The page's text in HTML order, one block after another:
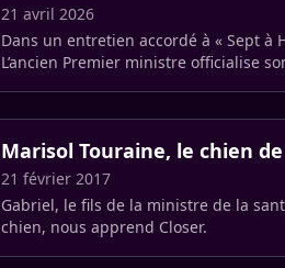
21 avril 2026
Dans un entretien accordé à « Sept à
L’ancien Premier ministre officialise
Marisol Touraine, le chien
21 février 2017
Gabriel, le fils de la ministre de la
chien, nous apprend Closer.